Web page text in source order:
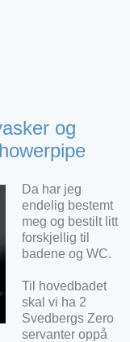
og
Da har jeg
endelig bestemt
meg og bestilt litt
forskjellig til
badene og WC.
Til hovedbadet
skal vi ha 2
Svedbergs Zero
servanter oppå